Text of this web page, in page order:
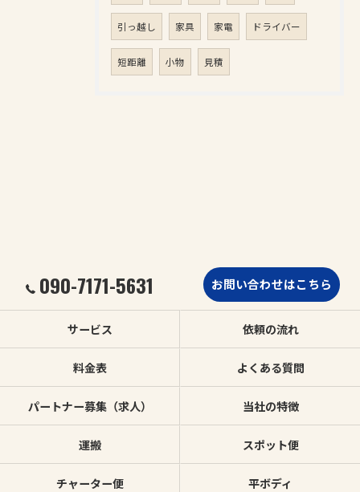
引っ越し 家具 家電 ドライバー
短距離 小物 見積
090-7171-5631 お問い合わせはこちら
サービス 依頼の流れ
料金表 よくある質問
パートナー募集（求人） 当社の特徴
運搬 スポット便
チャーター便 平ボディ